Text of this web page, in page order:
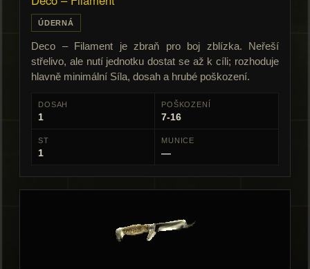
ÚDERNÁ
Deco – Filament je zbraň pro boj zblízka. Neřeší
střelivo, ale nutí jednotku dostat se až k cíli; rozhoduje
hlavně minimální Síla, dosah a hrubé poškození.
DOSAH
1
POŠKOZENÍ
7-16
ST
1
MUNICE
—